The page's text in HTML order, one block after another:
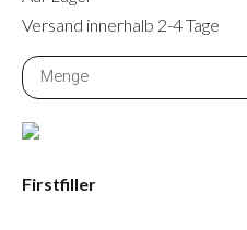
Versand innerhalb 2-4 Tage
Firstfiller